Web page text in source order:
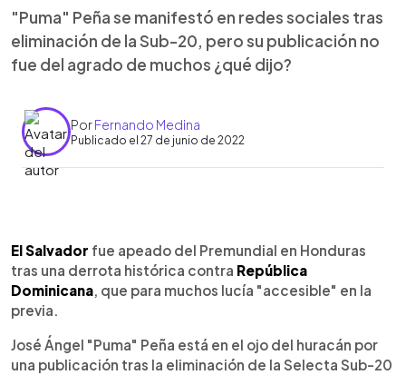
"Puma" Peña se manifestó en redes sociales tras
eliminación de la Sub-20, pero su publicación no
fue del agrado de muchos ¿qué dijo?
PorFernando Medina
Publicado el 27 de junio de 2022
Escuchar artículo
El Salvador fue apeado del Premundial en Honduras
tras una derrota histórica contra República
Dominicana, que para muchos lucía "accesible" en la
previa.
José Ángel "Puma" Peña está en el ojo del huracán por
una publicación tras la eliminación de la Selecta Sub-20